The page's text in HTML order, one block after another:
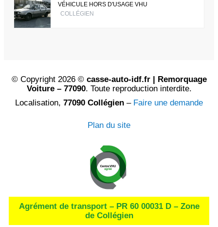
VÉHICULE HORS D'USAGE VHU
COLLÉGIEN
© Copyright 2026 © casse-auto-idf.fr | Remorquage
Voiture – 77090. Toute reproduction interdite.
Localisation, 77090 Collégien – Faire une demande
Plan du site
Agrément de transport – PR 60 00031 D – Zone
de Collégien